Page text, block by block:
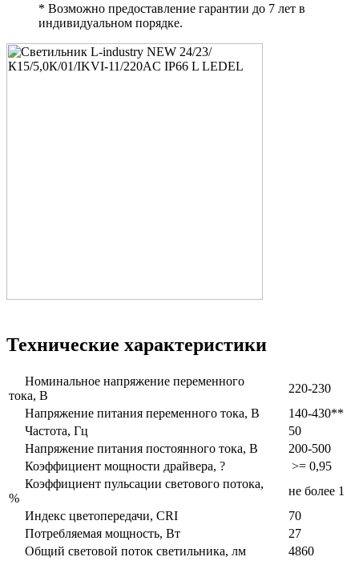
* Возможно предоставление гарантии до 7 лет в
индивидуальном порядке.
Технические характеристики
Номинальное напряжение переменного
тока, В
220-230
Напряжение питания переменного тока, В
140-430**
Частота, Гц
50
Напряжение питания постоянного тока, В
200-500
Коэффициент мощности драйвера, ?
>= 0,95
Коэффициент пульсации светового потока,
%
не более 1
Индекс цветопередачи, CRI
70
Потребляемая мощность, Вт
27
Общий световой поток светильника, лм
4860